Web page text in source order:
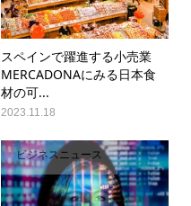
スペインで躍進する小売業
MERCADONAにみる日本食
材の可...
2023.11.18
ビジネスニュース